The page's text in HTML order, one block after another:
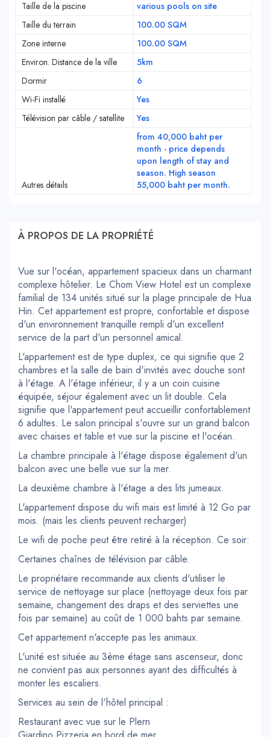
Taille de la piscine
various pools on site
Taille du terrain
100.00 SQM
Zone interne
100.00 SQM
Environ. Distance de la ville
5km
Dormir
6
Wi-Fi installé
Yes
Télévision par câble / satellite
Yes
Autres détails
from 40,000 baht per
month - price depends
upon length of stay and
season. High season
55,000 baht per month.
À PROPOS DE LA PROPRIÉTÉ
Vue sur l'océan, appartement spacieux dans un charmant
complexe hôtelier. Le Chom View Hotel est un complexe
familial de 134 unités situé sur la plage principale de Hua
Hin. Cet appartement est propre, confortable et dispose
d'un environnement tranquille rempli d'un excellent
service de la part d'un personnel amical.
L'appartement est de type duplex, ce qui signifie que 2
chambres et la salle de bain d'invités avec douche sont
à l'étage. A l'étage inférieur, il y a un coin cuisine
équipée, séjour également avec un lit double. Cela
signifie que l'appartement peut accueillir confortablement
6 adultes. Le salon principal s'ouvre sur un grand balcon
avec chaises et table et vue sur la piscine et l'océan.
La chambre principale à l'étage dispose également d'un
balcon avec une belle vue sur la mer.
La deuxième chambre à l'étage a des lits jumeaux.
L'appartement dispose du wifi mais est limité à 12 Go par
mois. (mais les clients peuvent recharger)
Le wifi de poche peut être retiré à la réception. Ce soir:
Certaines chaînes de télévision par câble.
Le propriétaire recommande aux clients d'utiliser le
service de nettoyage sur place (nettoyage deux fois par
semaine, changement des draps et des serviettes une
fois par semaine) au coût de 1 000 bahts par semaine.
Cet appartement n'accepte pas les animaux.
L'unité est située au 3ème étage sans ascenseur, donc
ne convient pas aux personnes ayant des difficultés à
monter les escaliers.
Services au sein de l'hôtel principal :
Restaurant avec vue sur le Plern